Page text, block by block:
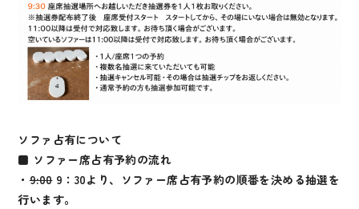
ソファ占有について
■ ソファー席占有予約の流れ
・9:009：30より、ソファー席占有予約の順番を決める抽選を
行います。